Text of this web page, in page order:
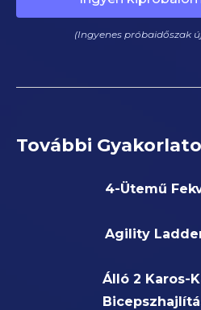
(Ingyenes próbaidőszak
További
4-Ütemű
Agility
Álló 2 Karos-